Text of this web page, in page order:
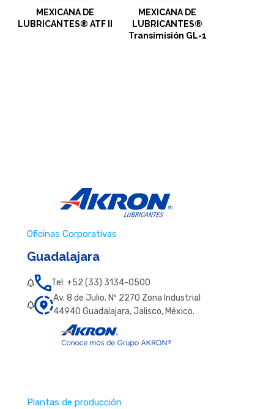
MEXICANA DE
LUBRICANTES® ATF II
MEXICANA DE
LUBRICANTES®
Transimisión GL-1
Oficinas Corporativas
Guadalajara
Tel: +52 (33) 3134-0500
Av. 8 de Julio. Nº 2270 Zona Industrial
44940 Guadalajara, Jalisco, México.
Plantas de producción